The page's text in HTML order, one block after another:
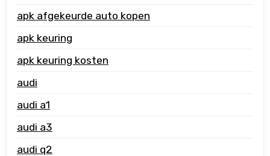
apk afgekeurde auto kopen
apk keuring
apk keuring kosten
audi
audi a1
audi a3
audi q2